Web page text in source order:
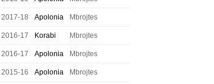
2017-18 Apolonia Mbrojtes
2016-17 Korabi Mbrojtes
2016-17 Apolonia Mbrojtes
2015-16 Apolonia Mbrojtes